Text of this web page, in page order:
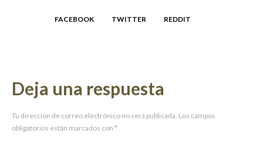
FACEBOOK TWITTER REDDIT
Deja una respuesta
Tu dirección de correo electrónico no será publicada. Los campos
obligatorios están marcados con *